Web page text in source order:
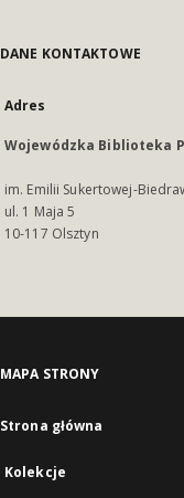
DANE KONTAKTOWE
Adres
Wojewódzka Biblioteka
im. Emilii Sukertowej-
ul. 1 Maja 5
10-117 Olsztyn
MAPA STRONY
Strona główna
Kolekcje